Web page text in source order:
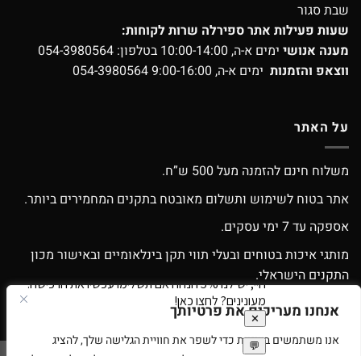
אנחנו מעריכים את פרטיותך
אנו משתמשים בעוגיות כדי לשפר את חוויית הגלישה שלך, להציג
שבת סגור
שעות פעילות אתר ספירלה שרות לקוחות:
מענה אנושי ימים א-ה, 10:00-14:00 בטלפון:
054-3980564
ווצאפ והזמנות ימים א-ה, 9:00-16:00 054-3980564
על האתר
משלוח חינם להזמנה מעל 500 ש”ח.
אתר בטוח לשימוש ותשלום מאובטח בתקנים המחמירים ביותר.
אספקה עד 7 ימי עסקים.
מותגי איכות בטוחים ובעלי תווי תקן בינלאומיים ובאישור מכון
התקנים הישראלי.
אפשרות החלפה / החזרה עפ”י התקנון.